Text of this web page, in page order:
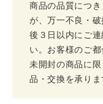
商品の品質につ
が、万一不良・
後３日以内にご
い。お客様のご
未開封の商品に
品・交換を承